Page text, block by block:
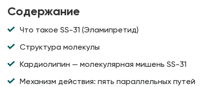
Содержание
Что такое SS-31 (Эламипретид)
Структура молекулы
Кардиолипин — молекулярная мишень SS-31
Механизм действия: пять параллельных путей